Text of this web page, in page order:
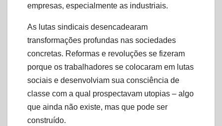
empresas, especialmente as industriais.
As lutas sindicais desencadearam
transformações profundas nas sociedades
concretas. Reformas e revoluções se fizeram
porque os trabalhadores se colocaram em lutas
sociais e desenvolviam sua consciência de
classe com a qual prospectavam utopias – algo
que ainda não existe, mas que pode ser
construído.